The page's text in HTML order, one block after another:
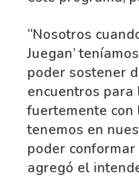
“Nosotros
Juegan’
poder sostener
encuentros
fuertemente
tenemos en
poder
agregó el